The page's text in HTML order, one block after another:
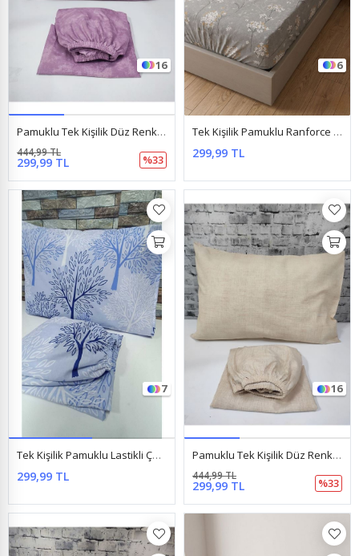
16
Pamuklu Tek Kişilik Düz Renk Lastikli Çarşaf Takımı Açık Gülkurusu
299,99 TL
444,99 TL
%33
6
Tek Kişilik Pamuklu Ranforce Kumaş Lastikli Çarşaf Takımı Papatya Gri
299,99 TL
7
Tek Kişilik Pamuklu Lastikli Çarşaf Takımı 100X200 & 120X200 Yeni Mavi Ağaç
299,99 TL
16
Pamuklu Tek Kişilik Düz Renk Lastikli Çarşaf Takımı Krem
299,99 TL
444,99 TL
%33